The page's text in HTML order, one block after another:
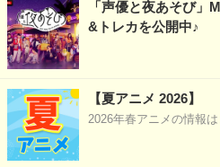
「声優と夜あそび」
&トレカを公開中♪
【夏アニメ 2026】
2026年春アニメの情報は